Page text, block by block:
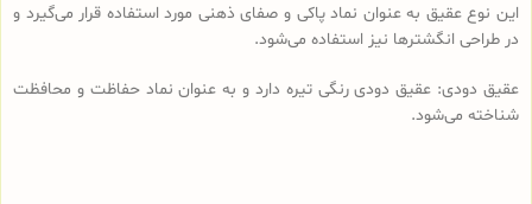
این نوع عقیق به عنوان نماد پاکی و صفای ذهنی مورد استفاده قرار می‌گیرد و
در طراحی انگشترها نیز استفاده می‌شود.
عقیق دودی: عقیق دودی رنگی تیره دارد و به عنوان نماد حفاظت و محافظت
شناخته می‌شود.